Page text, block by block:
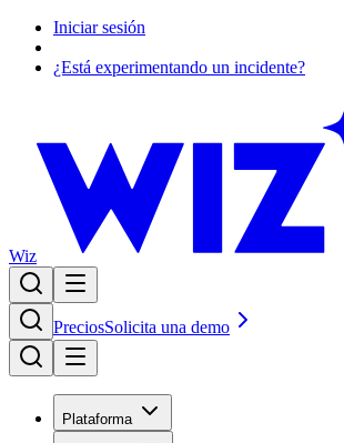
Iniciar sesión
¿Está experimentando un incidente?
Wiz
PreciosSolicita una demo
Plataforma